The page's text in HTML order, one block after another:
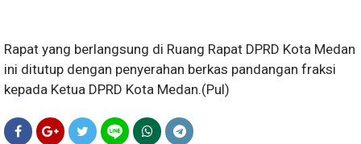
Rapat yang berlangsung di Ruang Rapat DPRD Kota Medan
ini ditutup dengan penyerahan berkas pandangan fraksi
kepada Ketua DPRD Kota Medan.(Pul)